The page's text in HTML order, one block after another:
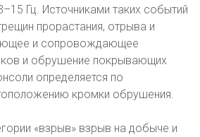
Гц. Источниками таких событий
прорастания, отрыва и
и сопровождающее
и обрушение покрывающих
определяется по
кромки обрушения.
«взрыв» взрыв на добыче и